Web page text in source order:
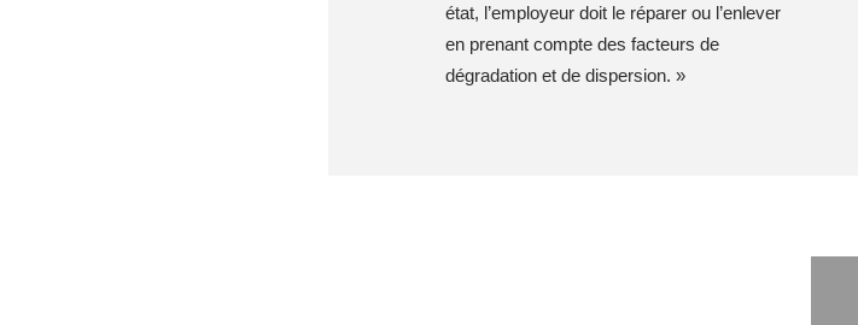
état, l’employeur doit le réparer ou l’enlever
en prenant compte des facteurs de
dégradation et de dispersion. »